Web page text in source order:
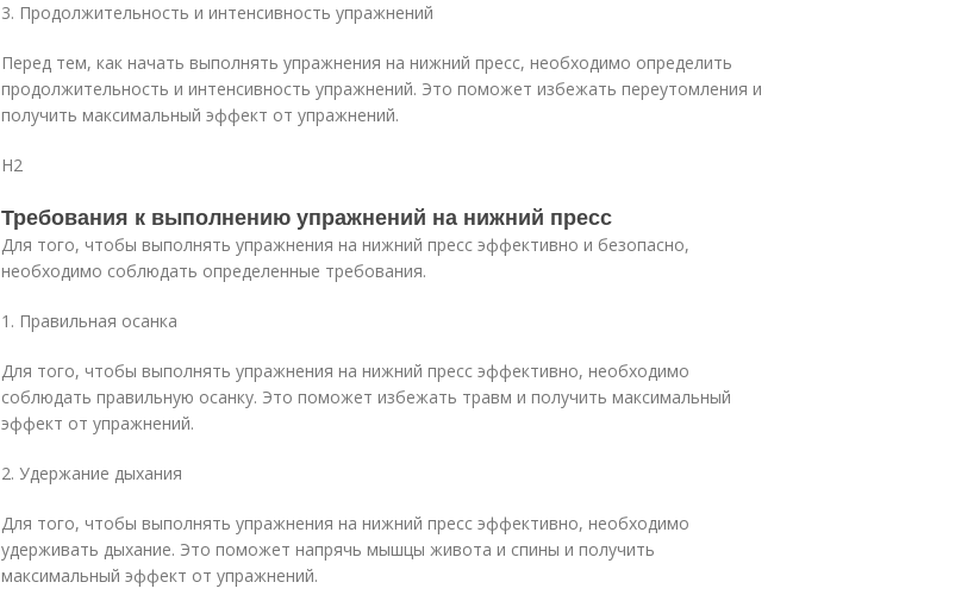
3. Продолжительность и интенсивность упражнений
Перед тем, как начать выполнять упражнения на нижний пресс, необходимо определить
продолжительность и интенсивность упражнений. Это поможет избежать переутомления и
получить максимальный эффект от упражнений.
H2
Требования к выполнению упражнений на нижний пресс
Для того, чтобы выполнять упражнения на нижний пресс эффективно и безопасно,
необходимо соблюдать определенные требования.
1. Правильная осанка
Для того, чтобы выполнять упражнения на нижний пресс эффективно, необходимо
соблюдать правильную осанку. Это поможет избежать травм и получить максимальный
эффект от упражнений.
2. Удержание дыхания
Для того, чтобы выполнять упражнения на нижний пресс эффективно, необходимо
удерживать дыхание. Это поможет напрячь мышцы живота и спины и получить
максимальный эффект от упражнений.